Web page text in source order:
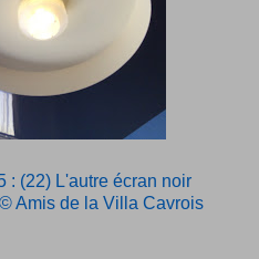
: (22) L'autre écran noir
Amis de la Villa Cavrois